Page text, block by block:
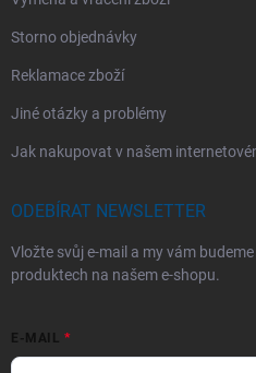
Storno objednávky
Reklamace zboží
Jiné otázky a problémy
Jak nakupovat v našem
ODEBÍRAT NEWSLETTER
Vložte svůj e-mail a my vám
produktech na našem e-shopu.
E-MAIL